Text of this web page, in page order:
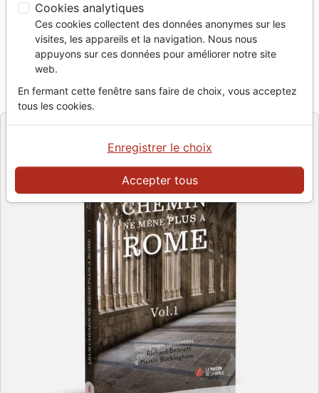
Leur chemin ne mène plus à Rome
volume 1
Dir. éditorial :Richard A. Bennett
Référence MB3632
9782826036326
EditeurLa Maison de la Bible
Cookies analytiques
Ces cookies collectent des données anonymes sur les
visites, les appareils et la navigation. Nous nous
appuyons sur ces données pour améliorer notre site
web.
En fermant cette fenêtre sans faire de choix, vous acceptez
tous les cookies.
Accepter tous
Enregistrer le choix